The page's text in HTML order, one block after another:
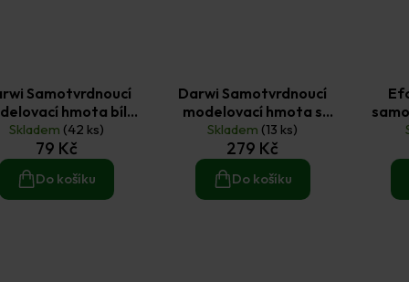
Samotvrdnoucí
hmota bílá
250 g
Skladem (42 ks)
79 Kč
Do košíku
Darwi Samotvrdnoucí
modelovací hmota s
celulózovými vlákny bílá 1
kg
Skladem (13 ks)
279 Kč
Do košíku